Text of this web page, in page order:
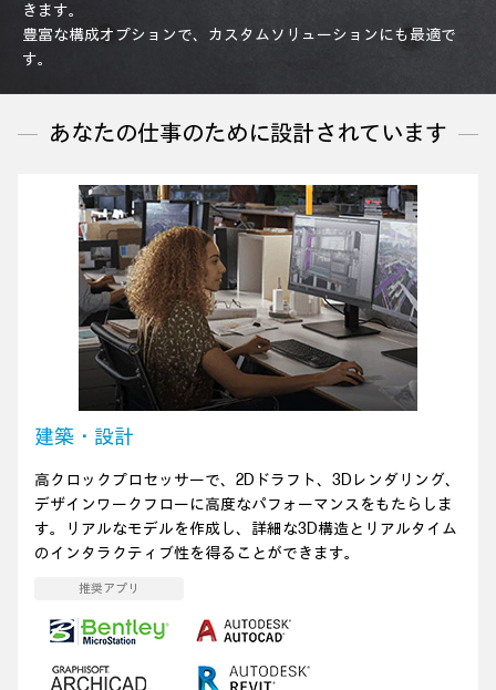
きます。
豊富な構成オプションで、カスタムソリューションにも最適で
す。
あなたの仕事のために設計されています
建築・設計
高クロックプロセッサーで、2Dドラフト、3Dレンダリング、
デザインワークフローに高度なパフォーマンスをもたらしま
す。リアルなモデルを作成し、詳細な3D構造とリアルタイム
のインタラクティブ性を得ることができます。